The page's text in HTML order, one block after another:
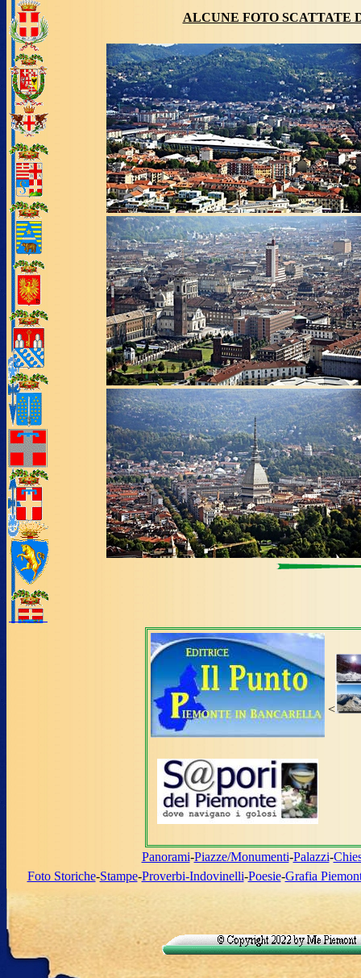
ALCUNE FOTO SCATTATE
<
Panorami-Piazze/Monumenti-Palazzi-
Foto Storiche-Stampe-Proverbi-Indovinelli-Poesie-Grafia